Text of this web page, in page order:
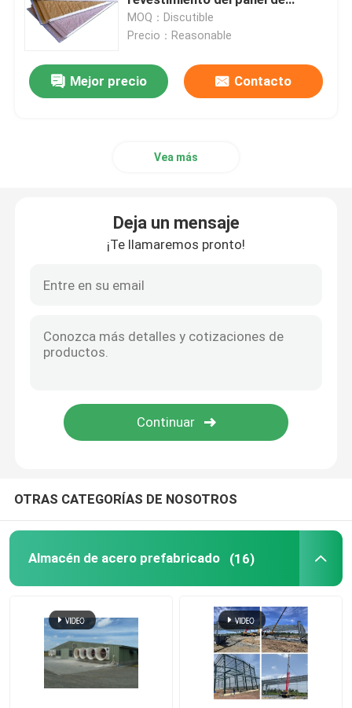
Warehouse de acero prefabricado
El panel de bocadillo acústico
Paneles de revestimiento del metal
Bobina de la hoja de acero
Casa plegable del envase
Hoja de acero perfilada
Decking del piso de acero
panel sándwich de poliestireno expandido
El panel de bocadillo decorativo
Esquina del panel de bocadillo
bocadillo
MOQ：Discutible
Precio：Reasonable
Mejor precio Contacto
Vea más
Deja un mensaje
¡Te llamaremos pronto!
OTRAS CATEGORÍAS DE NOSOTROS
Almacén de acero prefabricado (16)